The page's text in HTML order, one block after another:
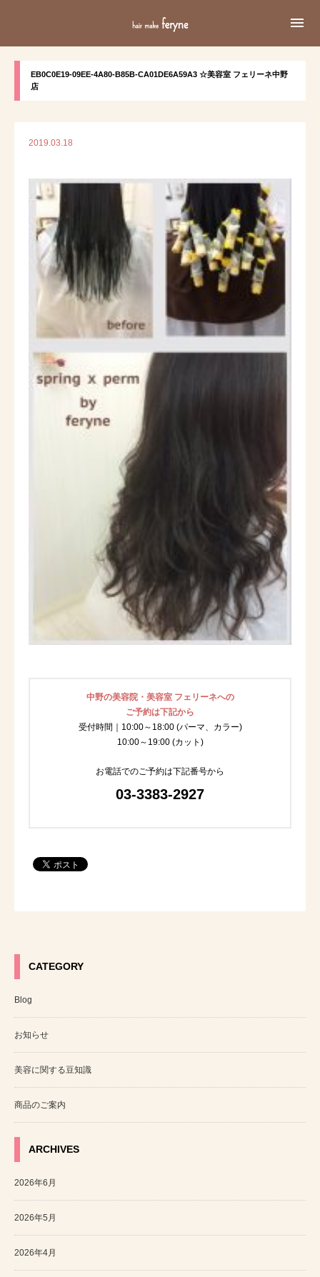

EB0C0E19-09EE-4A80-B85B-CA01DE6A59A3 ☆美容室 フェリーネ中野
店
2019.03.18
中野の美容院・美容室 フェリーネへの
ご予約は下記から
受付時間｜10:00～18:00 (パーマ、カラー)
10:00～19:00 (カット)
お電話でのご予約は下記番号から
03-3383-2927
CATEGORY
Blog
お知らせ
美容に関する豆知識
商品のご案内
ARCHIVES
2026年6月
2026年5月
2026年4月